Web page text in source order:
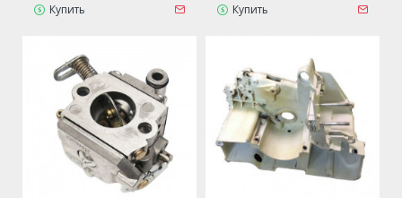
Купить Купить